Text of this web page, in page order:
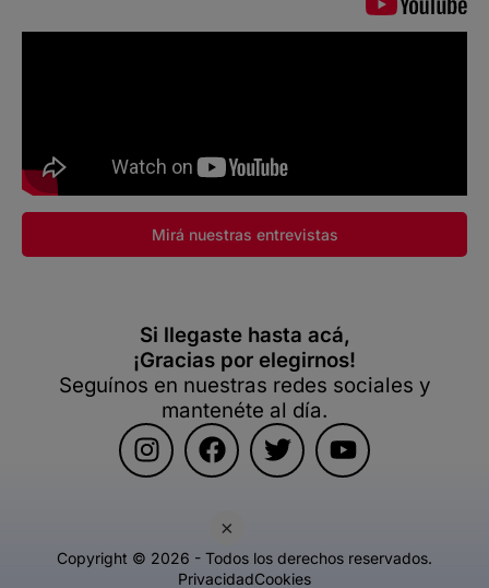
×
Mirá nuestras entrevistas
Si llegaste hasta acá,
¡Gracias por elegirnos!
Seguínos en nuestras redes sociales y
mantenéte al día.
Copyright © 2026 - Todos los derechos reservados.
PrivacidadCookies